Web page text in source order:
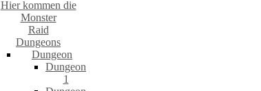
Hier kommen die
Monster
Raid
Dungeons
Dungeon
Dungeon
1